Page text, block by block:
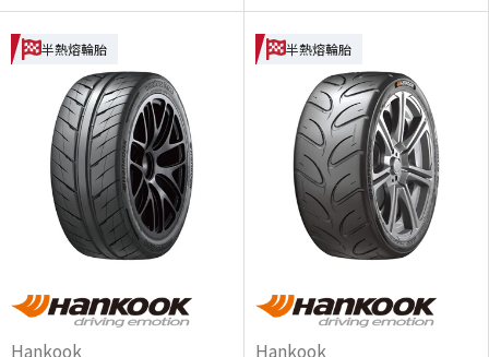
半熱熔輪胎
Hankook
半熱熔輪胎
Hankook